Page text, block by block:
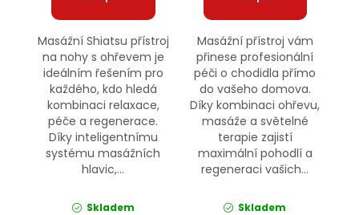
Masážní Shiatsu přístroj
na nohy s ohřevem je
ideálním řešením pro
každého, kdo hledá
kombinaci relaxace,
péče a regenerace.
Díky inteligentnímu
systému masážních
hlavic,...
Skladem
Masážní přístroj vám
přinese profesionální
péči o chodidla přímo
do vašeho domova.
Díky kombinaci ohřevu,
masáže a světelné
terapie zajistí
maximální pohodlí a
regeneraci vašich...
Skladem